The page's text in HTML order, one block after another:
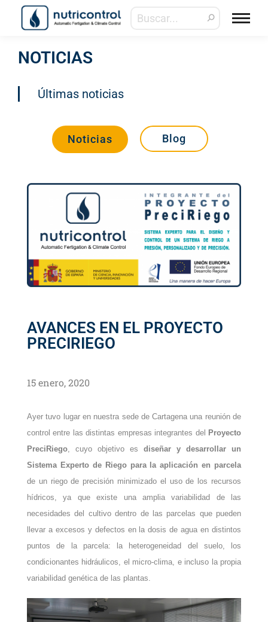
NOTICIAS
Últimas noticias
Noticias Blog
AVANCES EN EL PROYECTO
PRECIRIEGO
15 enero, 2020
Ayer tuvo lugar en nuestra sede de Cartagena una reunión de
control entre las distintas empresas integrantes del Proyecto
PreciRiego , cuyo objetivo es diseñar y desarrollar un
Sistema Experto de Riego para la aplicación en parcela
de un riego de precisión minimizado el uso de los recursos
hídricos, ya que existe una amplia variabilidad de las
necesidades del cultivo dentro de las parcelas que pueden
llevar a excesos y defectos en la dosis de agua en distintos
puntos de la parcela: la heterogeneidad del suelo, los
condicionantes hidráulicos, el micro-clima, e incluso la propia
variabilidad genética de las plantas.